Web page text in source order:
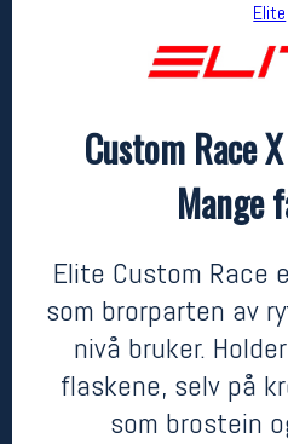
Elite
Custom Race
Mange
Elite Custom Race
som brorparten av
nivå bruker.
flaskene, selv på
som brostein
Elite
Custom Race X
kr